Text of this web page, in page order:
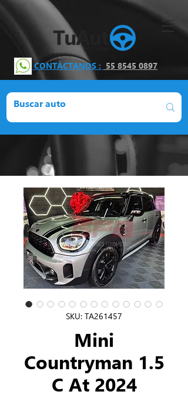
CONTÁCTANOS : 55 8545 0897
SKU: TA261457
Mini
Countryman 1.5
C At 2024